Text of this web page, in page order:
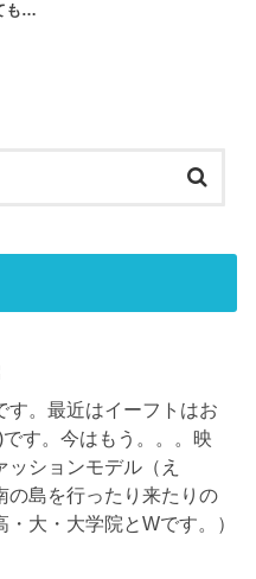
も…
す。最近はイーフトはお
す。今はもう。。。映
ションモデル（え
の島を行ったり来たりの
大・大学院とWです。）